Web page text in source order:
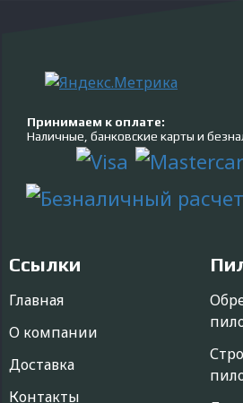
Принимаем к оплате:
Наличные, банковские карты и
Ссылки
Главная
О компании
Доставка
Контакты